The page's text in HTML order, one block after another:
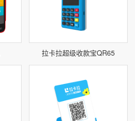
拉卡拉超级收款宝QR65